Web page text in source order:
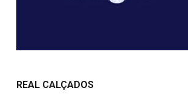
REAL CALÇADOS